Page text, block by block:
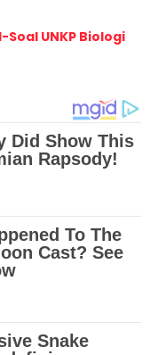
UNKP Biologi